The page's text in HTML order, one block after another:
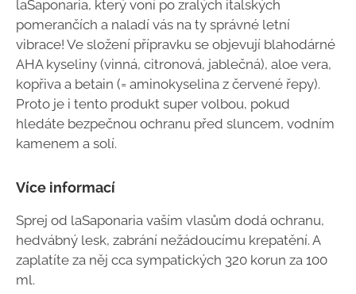
laSaponaria, který voní po zralých italských
pomerančích a naladí vás na ty správné letní
vibrace! Ve složení přípravku se objevují blahodárné
AHA kyseliny (vinná, citronová, jablečná), aloe vera,
kopřiva a betain (= aminokyselina z červené řepy).
Proto je i tento produkt super volbou, pokud
hledáte bezpečnou ochranu před sluncem, vodním
kamenem a solí.
Více informací
Sprej od laSaponaria vaším vlasům dodá ochranu,
hedvábný lesk, zabrání nežádoucímu krepatění. A
zaplatíte za něj cca sympatických 320 korun za 100
ml.